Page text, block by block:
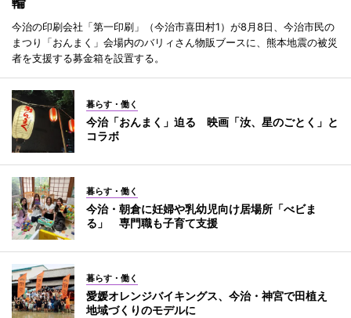
今治の印刷会社「第一印刷」（今治市喜田村1）が8月8日、今治市民の
まつり「おんまく」会場内のバリィさん物販ブースに、熊本地震の被災
者を支援する募金箱を設置する。
暮らす・働く
今治「おんまく」迫る 映画「汝、星のごとく」と
コラボ
暮らす・働く
今治・朝倉に妊婦や乳幼児向け居場所「べビま
る」 専門職も子育て支援
暮らす・働く
愛媛オレンジバイキングス、今治・神宮で田植え
地域づくりのモデルに